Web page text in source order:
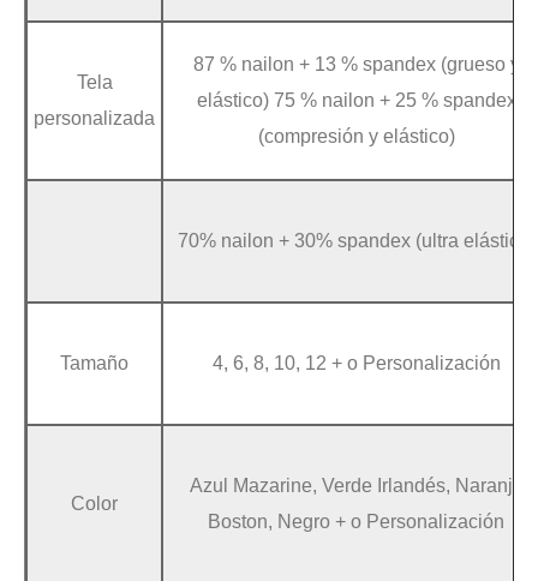
Tela
personalizada
87 % nailon + 13 % spandex (grueso y
elástico) 75 % nailon + 25 % spandex
(compresión y elástico)
70% nailon + 30% spandex (ultra elástico)
Tamaño 4, 6, 8, 10, 12 + o Personalización
Color
Azul Mazarine, Verde Irlandés, Naranja
Boston, Negro + o Personalización